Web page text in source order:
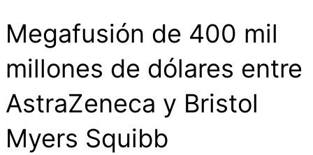
Megafusión de 400 mil
millones de dólares entre
AstraZeneca y Bristol
Myers Squibb